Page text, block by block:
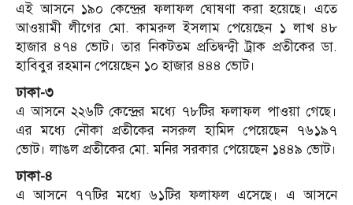
এই আসনে ১৯০ কেন্দ্রের ফলাফল ঘোষণা করা হয়েছে। এতে
আওয়ামী লীগের মো. কামরুল ইসলাম পেয়েছেন ১ লাখ ৪৮
হাজার ৪৭৪ ভোট। তার নিকটতম প্রতিদ্বন্দ্বী ট্রাক প্রতীকের ডা.
হাবিবুর রহমান পেয়েছেন ১০ হাজার ৪৪৪ ভোট।
ঢাকা-৩
এ আসনে ২২৬টি কেন্দ্রের মধ্যে ৭৮টির ফলাফল পাওয়া গেছে।
এর মধ্যে নৌকা প্রতীকের নসরুল হামিদ পেয়েছেন ৭৬১৯৭
ভোট। লাঙল প্রতীকের মো. মনির সরকার পেয়েছেন ১৪৪৯ ভোট।
ঢাকা-৪
এ আসনে ৭৭টির মধ্যে ৬১টির ফলাফল এসেছে। এ আসনে